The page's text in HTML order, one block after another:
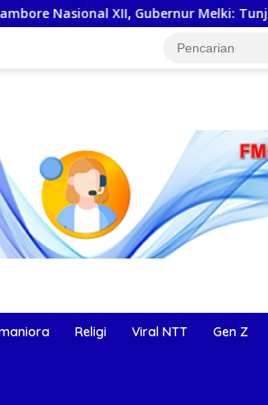
Gubernur Melki: Tunjukkan Karakter,
Religi Viral NTT Gen Z